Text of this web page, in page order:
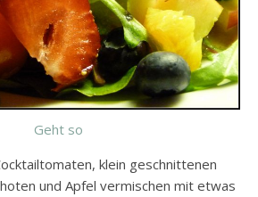
Geht so
klein geschnittenen
und Apfel vermischen mit etwas